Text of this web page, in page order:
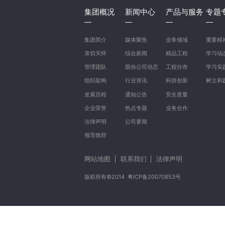
集团概况
集团简介
亲切关怀
管理团队
组织架构
发展历程
企业荣誉
法律声明
领导致辞
新闻中心
媒体聚焦
综合新闻
股份公司动态
行业资讯
通知公告
热点专题
公司要闻
产品与服务
业务领域
精品工程
工程分布
科技创新
安全质量
业务合作
专题
重要精
学习动
学习实
树立和
网站地图 联系我们 法律声明
版权所有©2014 粤ICP备20070853号